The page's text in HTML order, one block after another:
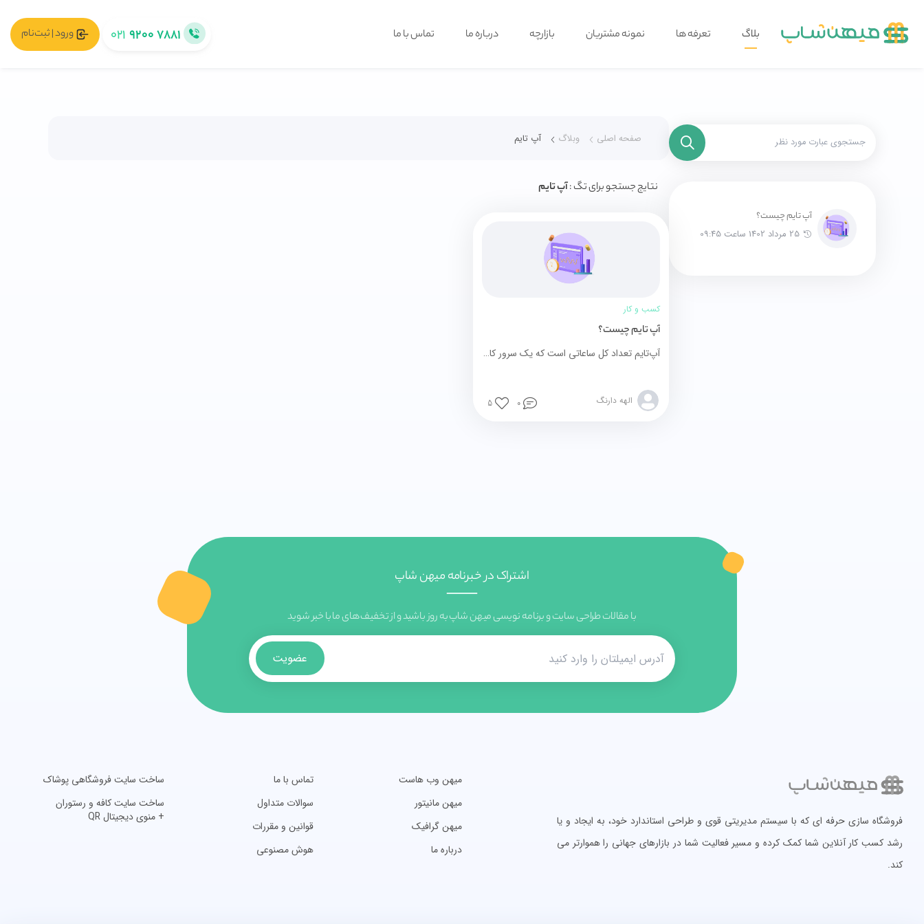
بلاگ تعرفه ها نمونه مشتریان بازارچه درباره ما تماس با ما ۰۲۱۹۲۰۰ ۷۸۸۱ ورود | ثبت‌نام
آپ تایم چیست؟
25 مرداد 1402 ساعت 09:45
صفحه اصلی وبلاگ آپ تایم
نتایج جستجو برای تگ :آپ تایم
کسب و کار
آپ تایم چیست؟
آپ‌تایم تعداد کل ساعاتی است که یک سرور کار می‌کند و در دسترس است
الهه دارنگ 0
5
اشتراک در خبرنامه میهن شاپ
با مقالات طراحی سایت و برنامه نویسی میهن شاپ به روز باشید و از تخفیف های ما با خبر شوید
عضویت
فروشگاه سازی حرفه ای که با سیستم مدیریتی قوی و طراحی استاندارد خود، به ایجاد و یا
رشد کسب کار آنلاین شما کمک کرده و مسیر فعالیت شما در بازارهای جهانی را هموارتر می
کند.
میهن وب هاست
میهن مانیتور
میهن گرافیک
درباره ما
تماس با ما
سوالات متداول
قوانین و مقررات
هوش مصنوعی
ساخت سایت فروشگاهی پوشاک
ساخت سایت کافه و رستوران
+ منوی دیجیتال QR